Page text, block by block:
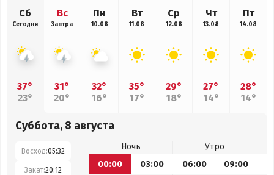
Сб
Сегодня
37°
23°
Вс
Завтра
31°
20°
Пн
10.08
32°
16°
Вт
11.08
35°
17°
Ср
12.08
29°
18°
Чт
13.08
27°
14°
Пт
14.08
28°
14°
Суббота, 8 августа
Восход:05:32
Закат:20:12
Ночь
Утро
00:00
03:00 06:00 09:00